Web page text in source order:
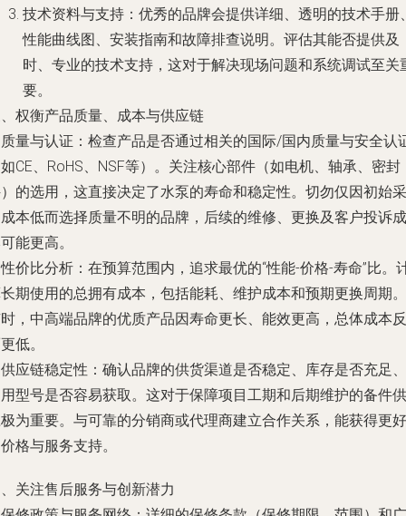
技术资料与支持 ：优秀的品牌会提供详细、透明的技术手册
性能曲线图、安装指南和故障排查说明。评估其能否提供及
时、专业的技术支持，这对于解决现场问题和系统调试至关
要。
权衡产品质量、成本与供应链
质量与认证 ：检查产品是否通过相关的国际/国内质量与安全认
CE、RoHS、NSF等）。关注核心部件（如电机、轴承、密封
的选用，这直接决定了水泵的寿命和稳定性。切勿仅因初始采
本低而选择质量不明的品牌，后续的维修、更换及客户投诉成
能更高。
性价比分析 ：在预算范围内，追求最优的“性能-价格-寿命”比。
期使用的总拥有成本，包括能耗、维护成本和预期更换周期。
，中高端品牌的优质产品因寿命更长、能效更高，总体成本反
低。
供应链稳定性 ：确认品牌的供货渠道是否稳定、库存是否充足、
型号是否容易获取。这对于保障项目工期和后期维护的备件供
为重要。与可靠的分销商或代理商建立合作关系，能获得更好
格与服务支持。
关注售后服务与创新潜力